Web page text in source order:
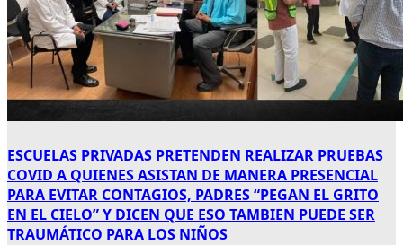
ESCUELAS PRIVADAS PRETENDEN REALIZAR PRUEBAS
COVID A QUIENES ASISTAN DE MANERA PRESENCIAL
PARA EVITAR CONTAGIOS, PADRES “PEGAN EL GRITO
EN EL CIELO” Y DICEN QUE ESO TAMBIEN PUEDE SER
TRAUMÁTICO PARA LOS NIÑOS